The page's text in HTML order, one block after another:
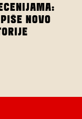
NOVO